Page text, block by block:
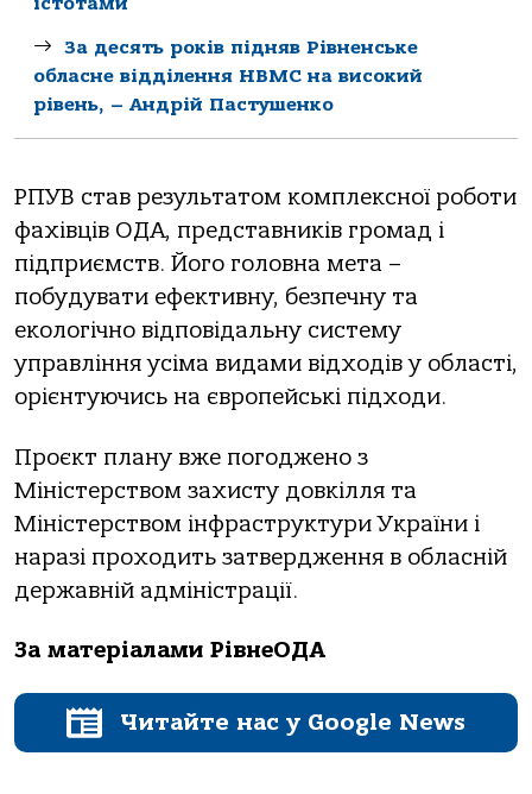
За десять років підняв Рівненське
обласне відділення НВМС на високий
рівень, – Андрій Пастушенко
РПУВ став результатом комплексної роботи
фахівців ОДА, представників громад і
підприємств. Його головна мета –
побудувати ефективну, безпечну та
екологічно відповідальну систему
управління усіма видами відходів у області,
орієнтуючись на європейські підходи.
Проєкт плану вже погоджено з
Міністерством захисту довкілля та
Міністерством інфраструктури України і
наразі проходить затвердження в обласній
державній адміністрації.
За матеріалами РівнеОДА
Читайте нас у Google News